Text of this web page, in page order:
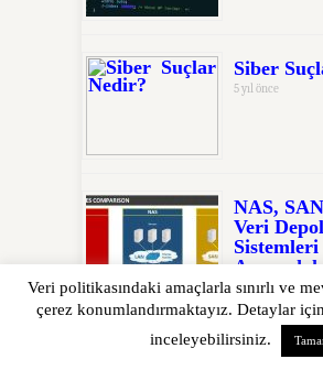
Siber
5 yıl önce
NAS,
Veri
Nelerdir?
5 yıl önce
Android
Veri politikasındaki amaçlarla sınırlı ve
çerez konumlandırmaktayız. Detaylar için
inceleyebilirsiniz.